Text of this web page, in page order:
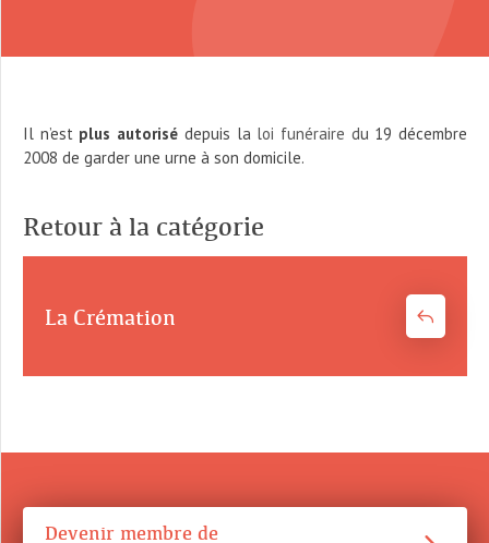
Il n’estplus autorisé depuis la loi funéraire du 19 décembre
2008 de garder une urne à son domicile.
Retour à la catégorie
La Crémation
Devenir membre de